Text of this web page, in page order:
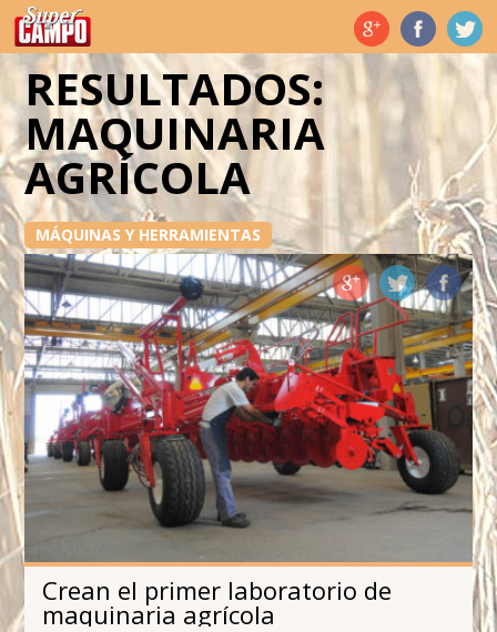
Temas de hoy
RESULTADOS:
MAQUINARIA
AGRÍCOLA
MÁQUINAS Y HERRAMIENTAS
Crean el primer laboratorio de
maquinaria agrícola